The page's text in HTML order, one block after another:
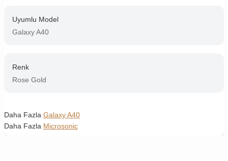
Uyumlu Model
Galaxy A40
Renk
Rose Gold
Daha Fazla Galaxy A40
Daha Fazla Microsonic